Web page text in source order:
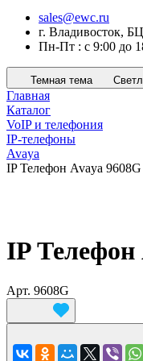
sales@ewc.ru
г. Владивосток,
Пн-Пт : с 9:00 до
Темная тема
Главная
Каталог
VoIP и телефония
IP-телефоны
Avaya
IP Телефон Avaya 9608G
IP Телефон
Арт. 9608G